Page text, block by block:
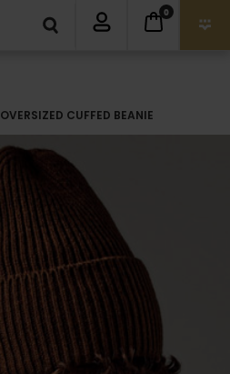
0
OVERSIZED CUFFED BEANIE